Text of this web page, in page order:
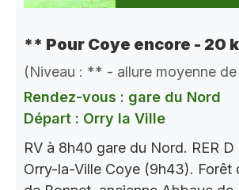
** Pour Coye encore - 20
(Niveau : ** - allure moyenne
Rendez-vous : gare du Nord
Départ : Orry la Ville
RV à 8h40 gare du Nord. RER
Orry-la-Ville Coye (9h43). Forêt